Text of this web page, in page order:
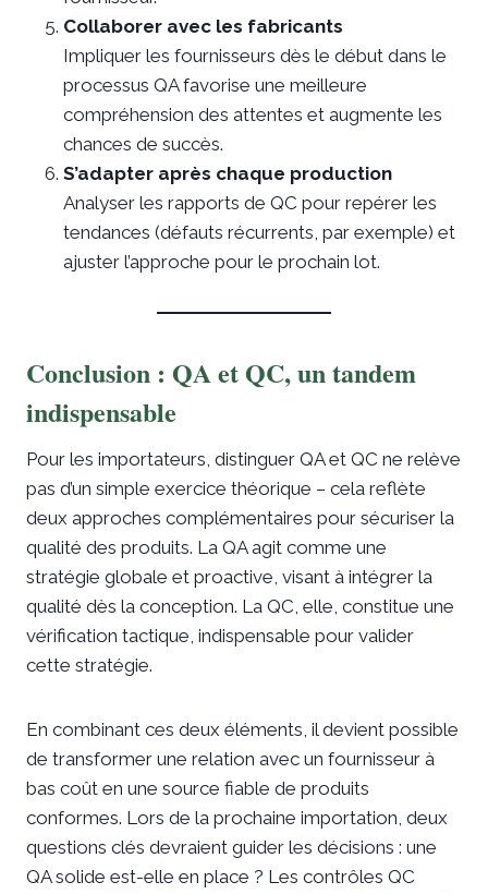
Collaborer avec les fabricants
Impliquer les fournisseurs dès le début dans le
processus QA favorise une meilleure
compréhension des attentes et augmente les
chances de succès.
S’adapter après chaque production
Analyser les rapports de QC pour repérer les
tendances (défauts récurrents, par exemple) et
ajuster l’approche pour le prochain lot.
Conclusion : QA et QC, un tandem
indispensable
Pour les importateurs, distinguer QA et QC ne relève
pas d’un simple exercice théorique – cela reflète
deux approches complémentaires pour sécuriser la
qualité des produits. La QA agit comme une
stratégie globale et proactive, visant à intégrer la
qualité dès la conception. La QC, elle, constitue une
vérification tactique, indispensable pour valider
cette stratégie.
En combinant ces deux éléments, il devient possible
de transformer une relation avec un fournisseur à
bas coût en une source fiable de produits
conformes. Lors de la prochaine importation, deux
questions clés devraient guider les décisions : une
QA solide est-elle en place ? Les contrôles QC